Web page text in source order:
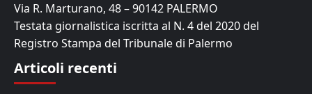
Via R. Marturano, 48 – 90142 PALERMO
Testata giornalistica iscritta al N. 4 del 2020 del
Registro Stampa del Tribunale di Palermo
Articoli recenti